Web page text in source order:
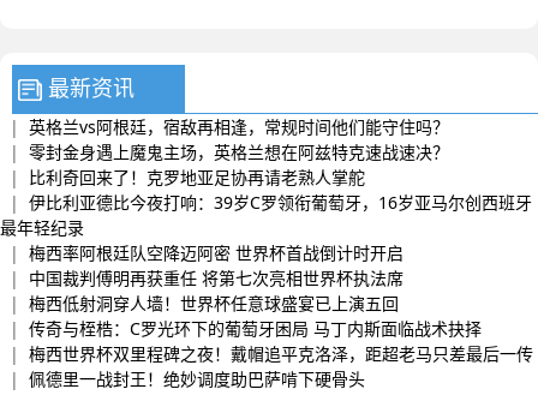
最新资讯
| 英格兰vs阿根廷，宿敌再相逢，常规时间他们能守住吗？
| 零封金身遇上魔鬼主场，英格兰想在阿兹特克速战速决？
| 比利奇回来了！克罗地亚足协再请老熟人掌舵
| 伊比利亚德比今夜打响：39岁C罗领衔葡萄牙，16岁亚马尔创西班牙
最年轻纪录
| 梅西率阿根廷队空降迈阿密 世界杯首战倒计时开启
| 中国裁判傅明再获重任 将第七次亮相世界杯执法席
| 梅西低射洞穿人墙！世界杯任意球盛宴已上演五回
| 传奇与桎梏：C罗光环下的葡萄牙困局 马丁内斯面临战术抉择
| 梅西世界杯双里程碑之夜！戴帽追平克洛泽，距超老马只差最后一传
| 佩德里一战封王！绝妙调度助巴萨啃下硬骨头